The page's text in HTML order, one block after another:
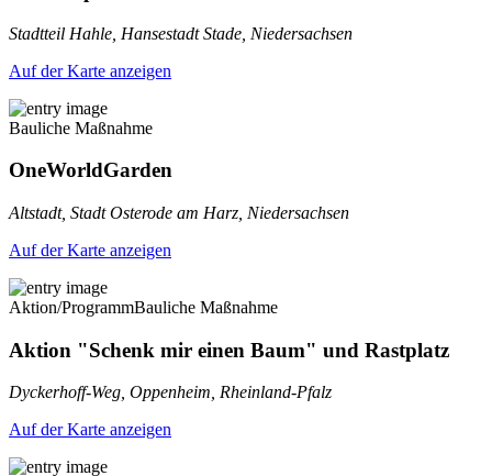
Stadtteil Hahle, Hansestadt Stade, Niedersachsen
Auf der Karte anzeigen
Bauliche Maßnahme
OneWorldGarden
Altstadt, Stadt Osterode am Harz, Niedersachsen
Auf der Karte anzeigen
Aktion/ProgrammBauliche Maßnahme
Aktion "Schenk mir einen Baum" und Rastplatz
Dyckerhoff-Weg, Oppenheim, Rheinland-Pfalz
Auf der Karte anzeigen